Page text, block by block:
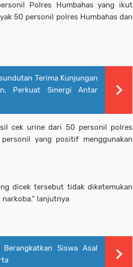
Polres Humbahas yang ikut
50 personil polres Humbahas dan
Terima Kunjungan
Perkuat Sinergi Antar
cek urine dari 50 personil polres
yang positif menggunakan
dicek tersebut tidak diketemukan
lanjutnya
Siswa Asal